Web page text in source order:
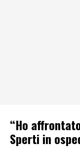
“Ho
Sperti in